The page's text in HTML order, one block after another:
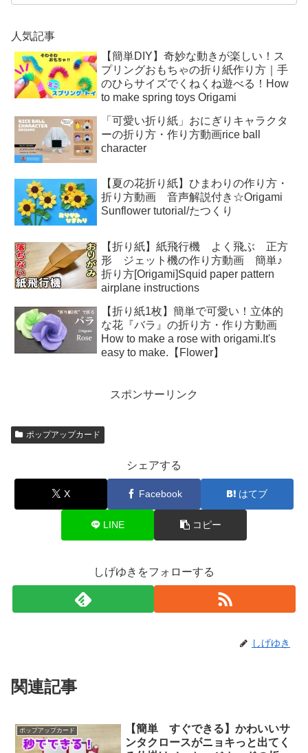
人気記事
【簡単DIY】奇妙な動きが楽しい！ス
プリングおもちゃの折り紙作り方｜手
のひらサイズでくねくね遊べる！How
to make spring toys Origami
「可愛い折り紙」おにぎりキャラクタ
ーの折り方・作り方動画rice ball
character
【夏の花折り紙】ひまわりの作り方・
折り方動画 音声解説付き☆Origami
Sunflower tutorial/たつくり
【折り紙】紙飛行機 よく飛ぶ 正方
形 ジェット機の作り方動画 簡単♪
折り方[Origami]Squid paper pattern
airplane instructions
【折り紙1枚】簡単で可愛い！立体的
な花『バラ』の折り方・作り方動画
How to make a rose with origami.It's
easy to make.【Flower】
スポンサーリンク
ポップアップカード
シェアする
X Facebook はてブ
LINE コピー
しげゆきをフォローする
しげゆき
関連記事
ポップアップカード
【簡単 すぐできる】かわいいサ
ンタクロースがニョキっと出てく